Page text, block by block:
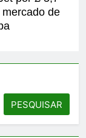
de
PESQUISAR